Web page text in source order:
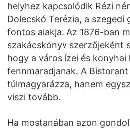
helyhez kapcsolódik Rézi
Dolecskó Terézia, a szegedi
fontos alakja. Az 1876-ban
szakácskönyv szerzőjeként
hogy a város ízei és konyhai
fennmaradjanak. A
túlmagyarázza, hanem
viszi tovább.
Ha mostanában azon